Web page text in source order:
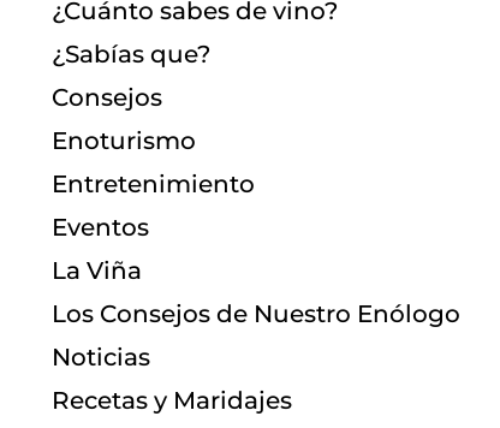
¿Cuánto sabes de vino?
¿Sabías que?
Consejos
Enoturismo
Entretenimiento
Eventos
La Viña
Los Consejos de Nuestro Enólogo
Noticias
Recetas y Maridajes